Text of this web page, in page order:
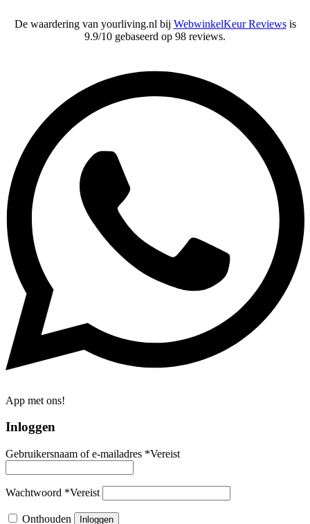
De waardering van yourliving.nl bij WebwinkelKeur Reviewsis
9.9/10 gebaseerd op 98 reviews.
App met ons!
Inloggen
Gebruikersnaam of e-mailadres *Vereist
Wachtwoord *Vereist
Onthouden Inloggen